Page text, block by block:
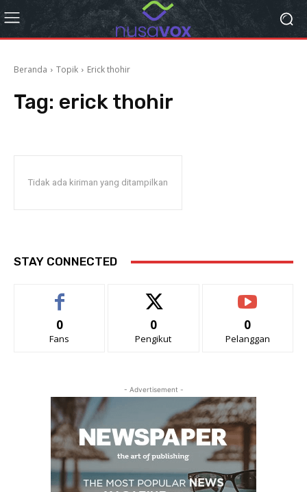
Beranda Topik Erick thohir
Tag: erick thohir
Tidak ada kiriman yang ditampilkan
STAY CONNECTED
0
Fans
0
Pengikut
0
Pelanggan
- Advertisement -